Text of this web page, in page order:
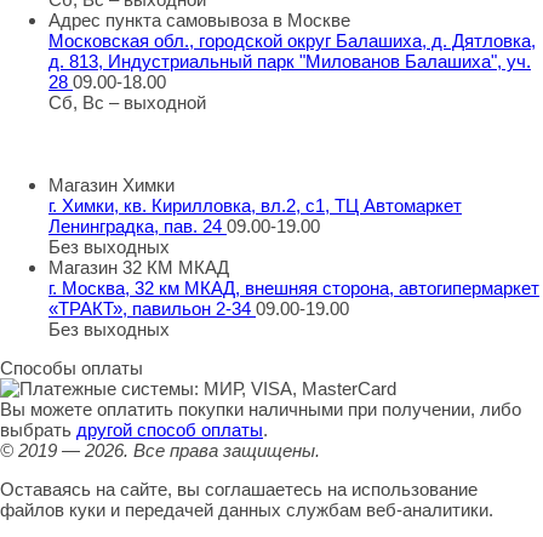
Адрес пункта самовывоза в Москве
Московская обл., городской округ Балашиха, д. Дятловка,
д. 813, Индустриальный парк "Милованов Балашиха", уч.
28 09.00-18.00
Сб, Вс – выходной
Магазин Химки
г. Химки, кв. Кирилловка, вл.2, с1, ТЦ Автомаркет
Ленинградка, пав. 24 09.00-19.00
Без выходных
Магазин 32 КМ МКАД
г. Москва, 32 км МКАД, внешняя сторона, автогипермаркет
«ТРАКТ», павильон 2-34 09.00-19.00
Без выходных
Способы оплаты
Вы можете оплатить покупки наличными при получении, либо
выбрать другой способ оплаты.
© 2019 — 2026. Все права защищены.
Оставаясь на сайте, вы соглашаетесь на использование
файлов куки и передачей данных службам веб-аналитики.